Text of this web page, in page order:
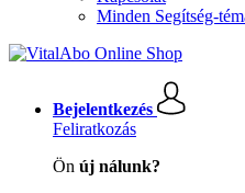
Minden Segítség-
Bejelentkezés
Feliratkozás
Ön új nálunk?